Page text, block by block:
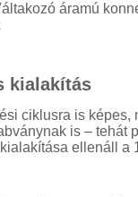
áramú
kialakítás
ciklusra is
is –
ellenáll a